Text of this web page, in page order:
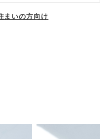
まいの方向け